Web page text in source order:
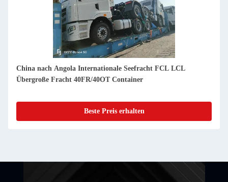
Ermäßigte 40FR/40OT Container Seefracht Spediteur China
nach Tansania für übergroße Fracht
Beste Preis erhalten